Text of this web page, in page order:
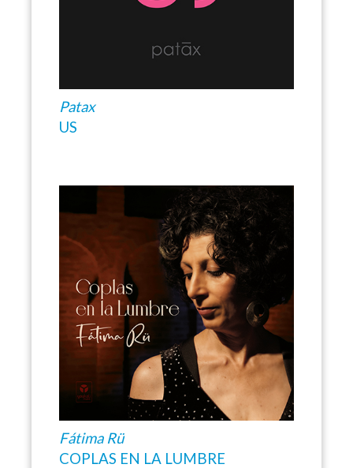
Patax
US
Fátima Rü
COPLAS EN LA LUMBRE